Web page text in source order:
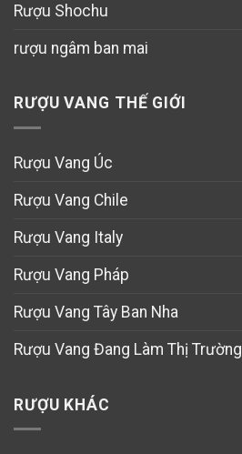
Rượu Shochu
rượu ngâm ban mai
RƯỢU VANG THẾ GIỚI
Rượu Vang Úc
Rượu Vang Chile
Rượu Vang Italy
Rượu Vang Pháp
Rượu Vang Tây Ban Nha
Rượu Vang Đang Làm Thị Trường
RƯỢU KHÁC